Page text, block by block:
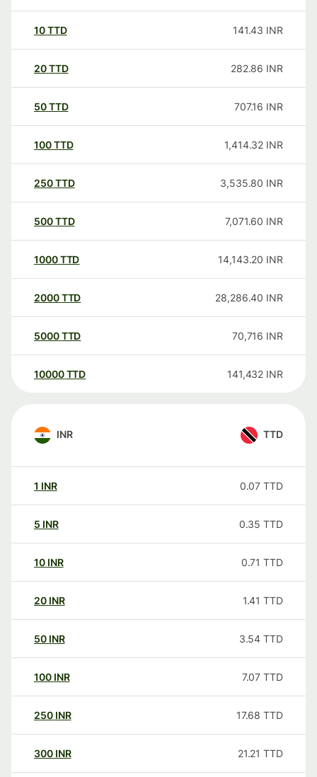
10TTD 141.43 INR
20TTD 282.86 INR
50TTD 707.16 INR
100TTD 1,414.32 INR
250TTD 3,535.80 INR
500TTD 7,071.60 INR
1000TTD 14,143.20 INR
2000TTD 28,286.40 INR
5000TTD 70,716 INR
10000 TTD 141,432 INR
INR TTD
1 INR 0.07 TTD
5 INR 0.35 TTD
10 INR 0.71 TTD
20 INR 1.41 TTD
50 INR 3.54 TTD
100 INR 7.07 TTD
250 INR 17.68 TTD
300 INR 21.21 TTD